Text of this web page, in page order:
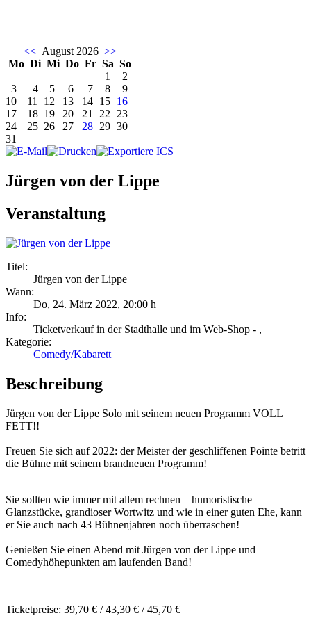
<< August 2026 >>
Mo Di Mi Do Fr Sa So
1
2
3
4 5 6 7 8
9
10
11 12 13 14 15 16
17
18 19 20 21 22 23
24
25 26 27 28 29 30
31
Jürgen von der Lippe
Veranstaltung
Titel:
Jürgen von der Lippe
Wann:
Do, 24. März 2022, 20:00 h
Info:
Ticketverkauf in der Stadthalle und im Web-Shop - ,
Kategorie:
Comedy/Kabarett
Beschreibung
Jürgen von der Lippe Solo mit seinem neuen Programm VOLL
FETT!!
Freuen Sie sich auf 2022: der Meister der geschliffenen Pointe betritt
die Bühne mit seinem brandneuen Programm!
Sie sollten wie immer mit allem rechnen – humoristische
Glanzstücke, grandioser Wortwitz und wie in einer guten Ehe, kann
er Sie auch nach 43 Bühnenjahren noch überraschen!
Genießen Sie einen Abend mit Jürgen von der Lippe und
Comedyhöhepunkten am laufenden Band!
Ticketpreise: 39,70 € / 43,30 € / 45,70 €